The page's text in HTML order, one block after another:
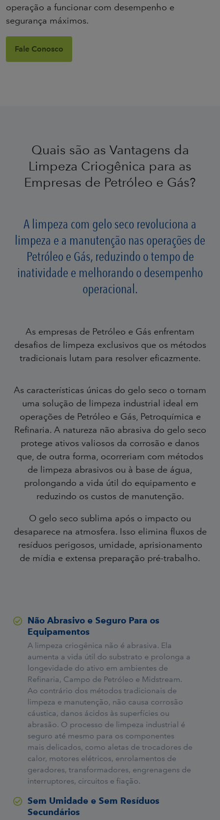
operação a funcionar com desempenho e
segurança máximos.
Fale Conosco
Quais são as Vantagens da
Limpeza Criogênica para as
Empresas de Petróleo e Gás?
A limpeza com gelo seco revoluciona a
limpeza e a manutenção nas operações de
Petróleo e Gás, reduzindo o tempo de
inatividade e melhorando o desempenho
operacional.
As empresas de Petróleo e Gás enfrentam
desafios de limpeza exclusivos que os métodos
tradicionais lutam para resolver eficazmente.
As características únicas do gelo seco o tornam
uma solução de limpeza industrial ideal em
operações de Petróleo e Gás, Petroquímica e
Refinaria. A natureza não abrasiva do gelo seco
protege ativos valiosos da corrosão e danos
que, de outra forma, ocorreriam com métodos
de limpeza abrasivos ou à base de água,
prolongando a vida útil do equipamento e
reduzindo os custos de manutenção.
O gelo seco sublima após o impacto ou
desaparece na atmosfera. Isso elimina fluxos de
resíduos perigosos, umidade, aprisionamento
de mídia e extensa preparação pré-trabalho.
Não Abrasivo e Seguro Para os
Equipamentos
A limpeza criogênica não é abrasiva. Ela
aumenta a vida útil do substrato e prolonga a
longevidade do ativo em ambientes de
Refinaria, Campo de Petróleo e Midstream.
Ao contrário dos métodos tradicionais de
limpeza e manutenção, não causa corrosão
cáustica, danos ácidos às superfícies ou
abrasão. O processo de limpeza industrial é
seguro até mesmo para os componentes
mais delicados, como aletas de trocadores de
calor, motores elétricos, enrolamentos de
geradores, transformadores, engrenagens de
interruptores, circuitos e fiação.
Sem Umidade e Sem Resíduos
Secundários